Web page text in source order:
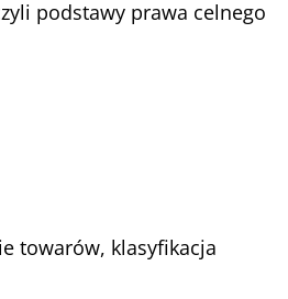
podstawy prawa celnego
towarów, klasyfikacja